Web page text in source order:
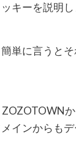
キーを説明し
単に言うと
インからもデ